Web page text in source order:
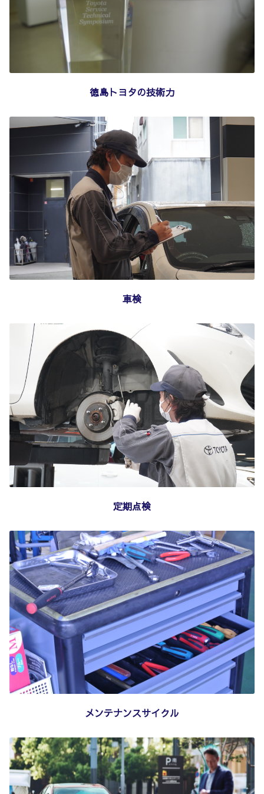
徳島トヨタの技術力
車検
定期点検
メンテナンスサイクル